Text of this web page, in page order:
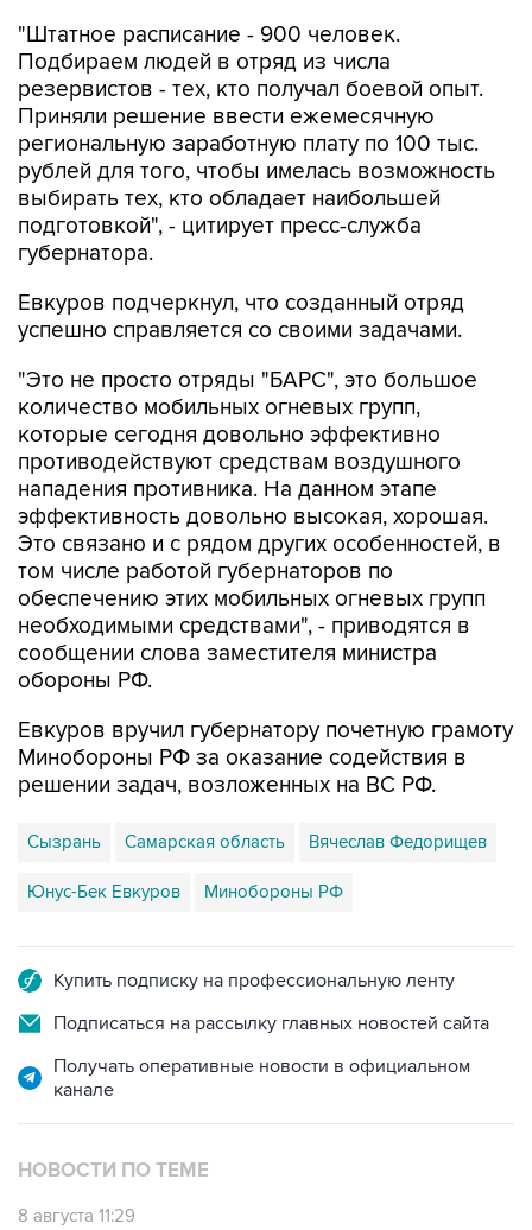
"Штатное расписание - 900 человек.
Подбираем людей в отряд из числа
резервистов - тех, кто получал боевой опыт.
Приняли решение ввести ежемесячную
региональную заработную плату по 100 тыс.
рублей для того, чтобы имелась возможность
выбирать тех, кто обладает наибольшей
подготовкой", - цитирует пресс-служба
губернатора.
Евкуров подчеркнул, что созданный отряд
успешно справляется со своими задачами.
"Это не просто отряды "БАРС", это большое
количество мобильных огневых групп,
которые сегодня довольно эффективно
противодействуют средствам воздушного
нападения противника. На данном этапе
эффективность довольно высокая, хорошая.
Это связано и с рядом других особенностей, в
том числе работой губернаторов по
обеспечению этих мобильных огневых групп
необходимыми средствами", - приводятся в
сообщении слова заместителя министра
обороны РФ.
Евкуров вручил губернатору почетную грамоту
Минобороны РФ за оказание содействия в
решении задач, возложенных на ВС РФ.
Сызрань Самарская область Вячеслав Федорищев
Юнус-Бек Евкуров Минобороны РФ
Купить подписку на профессиональную ленту
Подписаться на рассылку главных новостей сайта
Получать оперативные новости в официальном
канале
НОВОСТИ ПО ТЕМЕ
8 августа 11:29